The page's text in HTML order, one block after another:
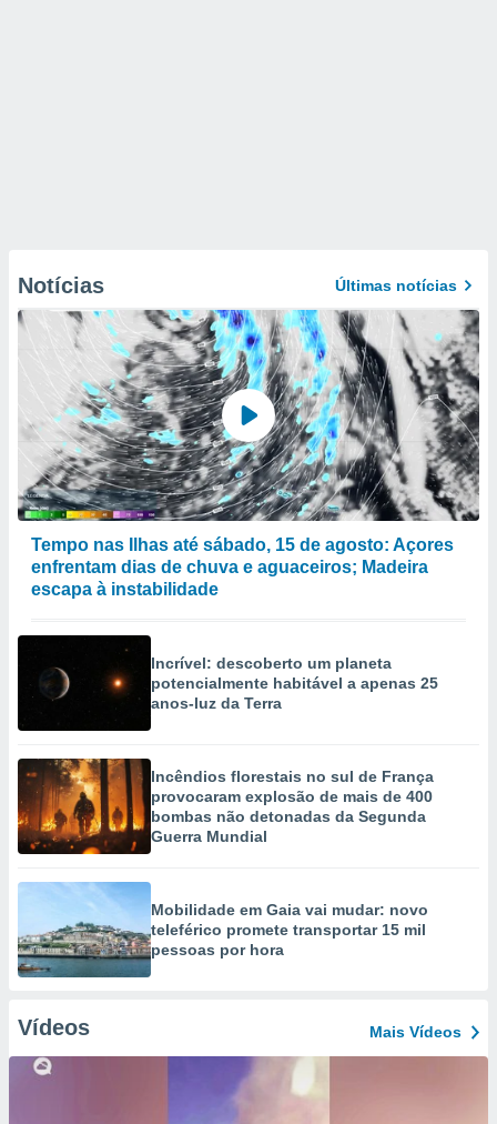
Notícias Últimas notícias
Tempo nas Ilhas até sábado, 15 de agosto: Açores
enfrentam dias de chuva e aguaceiros; Madeira
escapa à instabilidade
Incrível: descoberto um planeta
potencialmente habitável a apenas 25
anos-luz da Terra
Incêndios florestais no sul de França
provocaram explosão de mais de 400
bombas não detonadas da Segunda
Guerra Mundial
Mobilidade em Gaia vai mudar: novo
teleférico promete transportar 15 mil
pessoas por hora
Vídeos Mais Vídeos